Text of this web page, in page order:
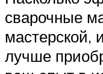
сварочные
мастерской,
лучше